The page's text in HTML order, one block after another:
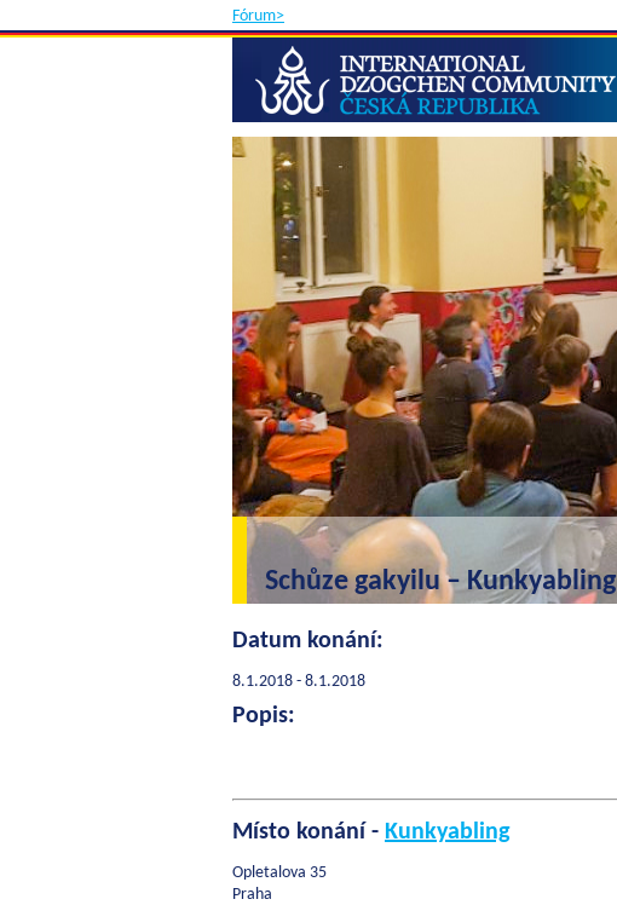
Fórum>
Schůze gakyilu – Kunkyabling
Datum konání:
8.1.2018 - 8.1.2018
Popis:
Místo konání - Kunkyabling
Opletalova 35
Praha